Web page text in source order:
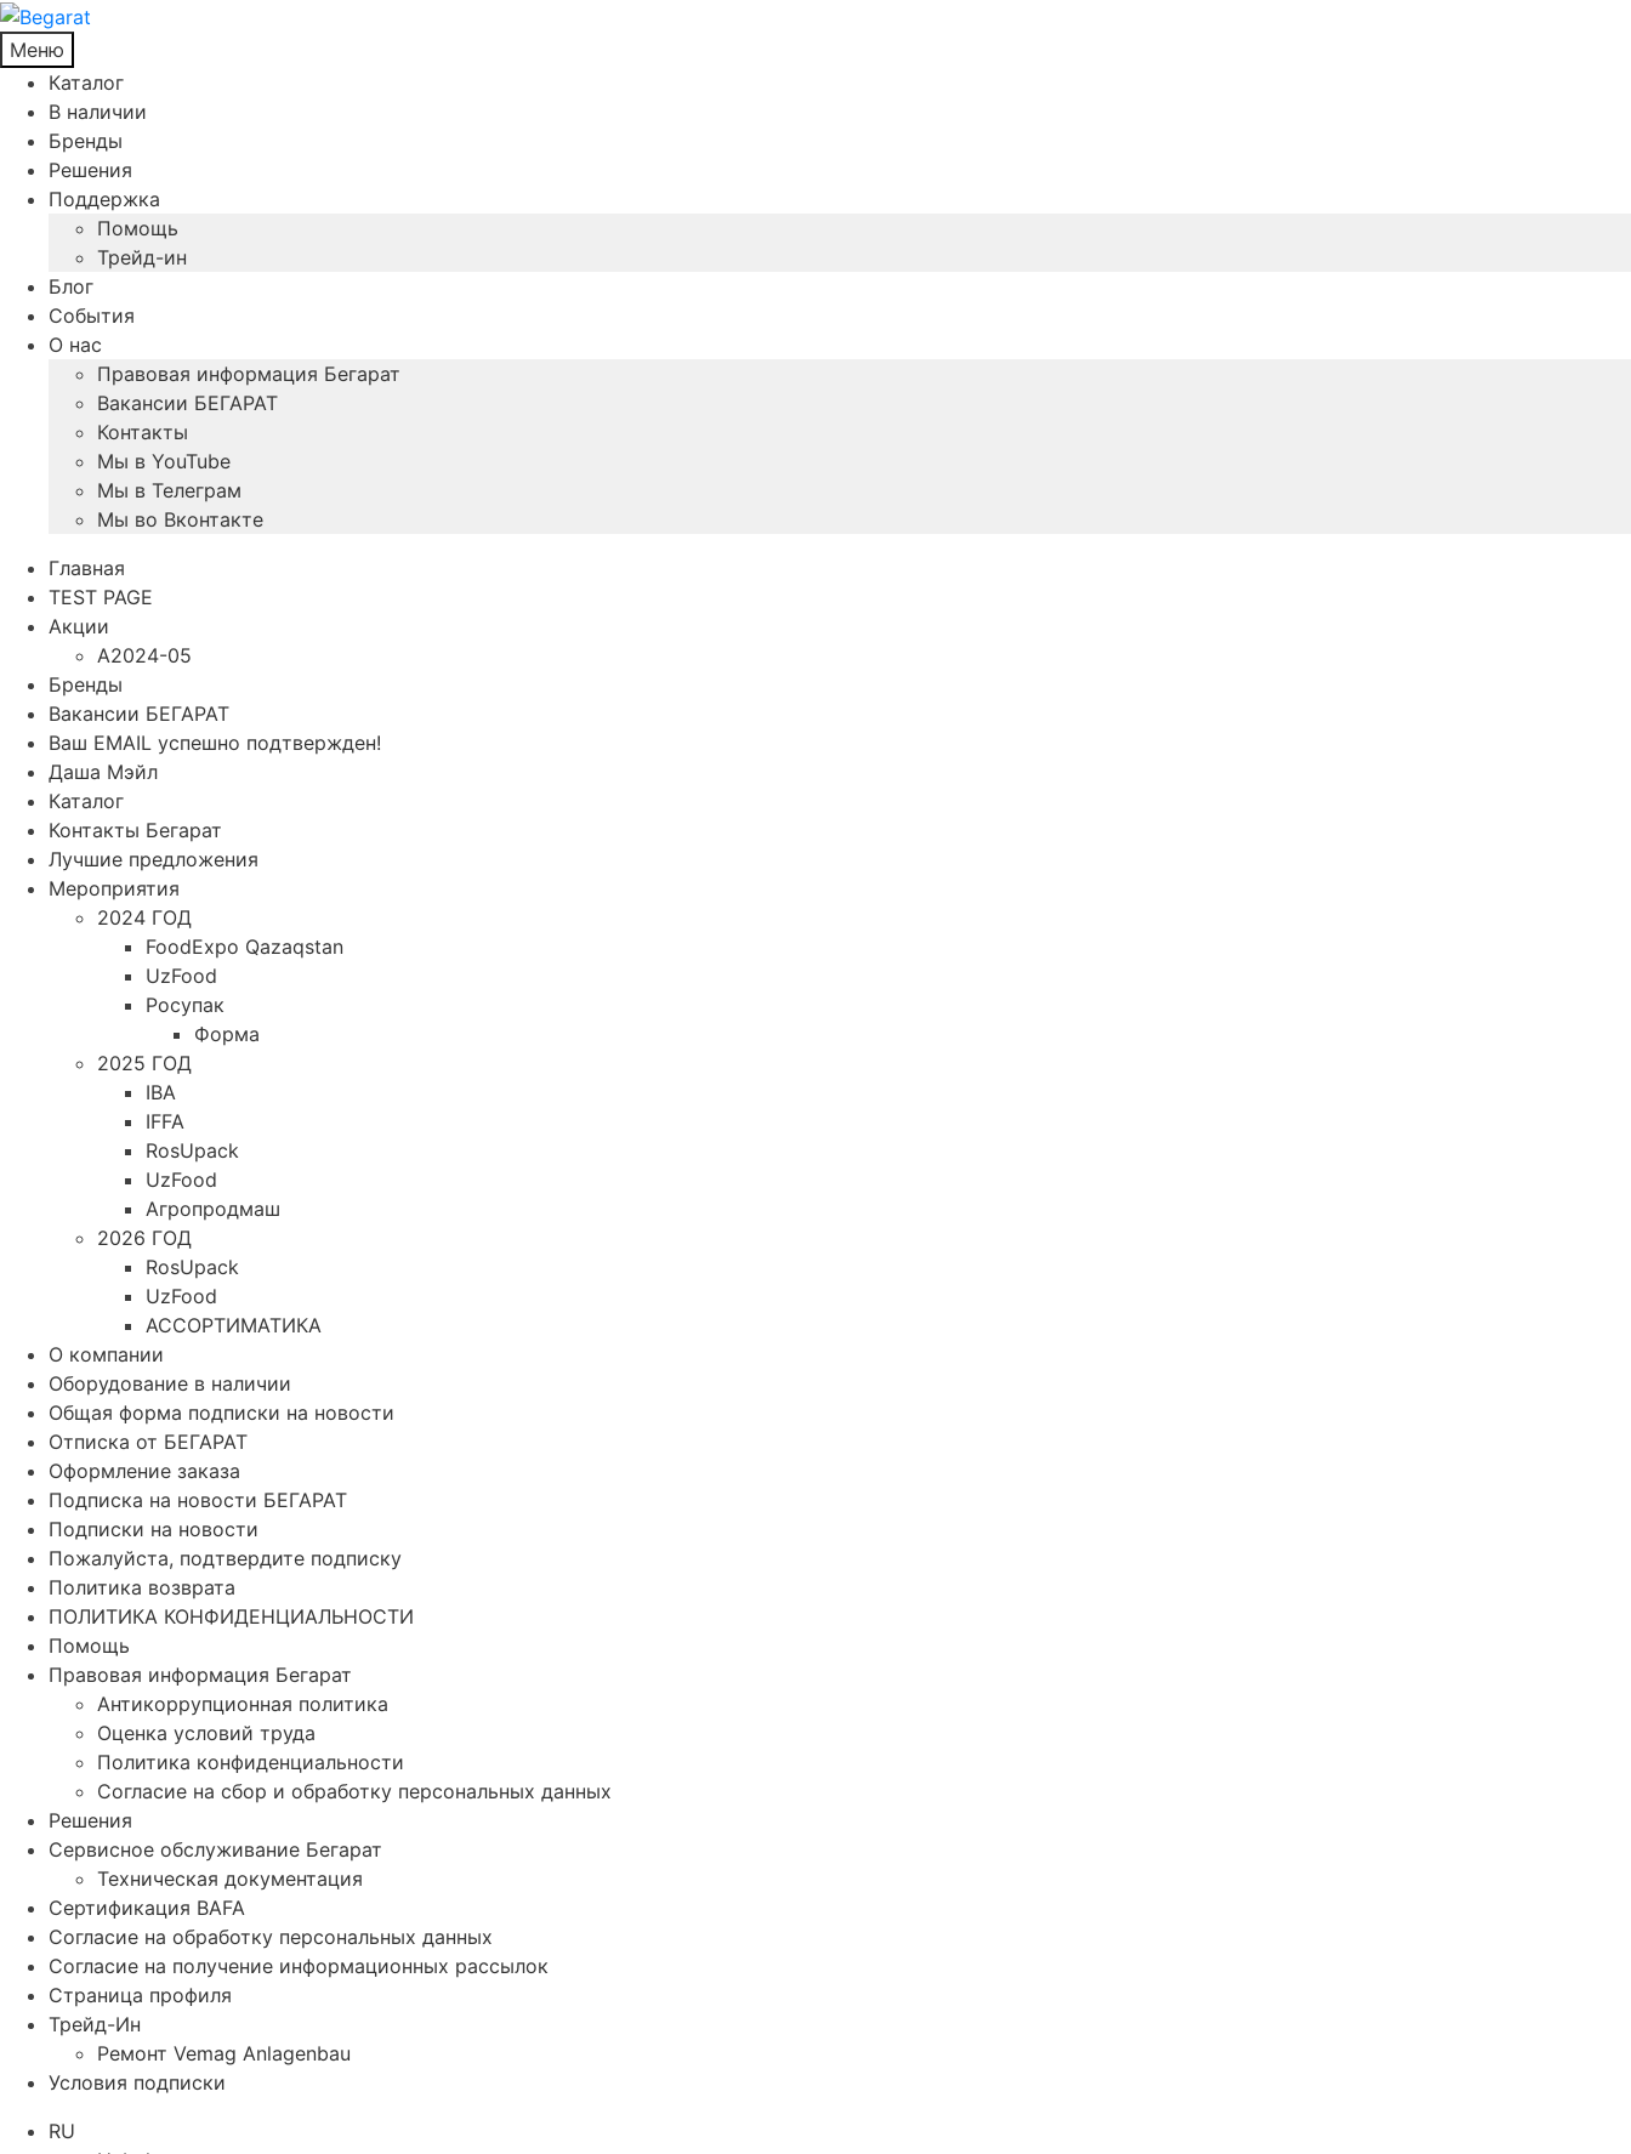
Меню
Каталог
В наличии
Бренды
Решения
Поддержка
Помощь
Трейд-ин
Блог
События
О нас
Правовая информация Бегарат
Вакансии БЕГАРАТ
Контакты
Мы в YouTube
Мы в Телеграм
Мы во Вконтакте
Главная
TEST PAGE
Акции
A2024-05
Бренды
Вакансии БЕГАРАТ
Ваш EMAIL успешно подтвержден!
Даша Мэйл
Каталог
Контакты Бегарат
Лучшие предложения
Мероприятия
2024 ГОД
FoodExpo Qazaqstan
UzFood
Росупак
Форма
2025 ГОД
IBA
IFFA
RosUpack
UzFood
Агропродмаш
2026 ГОД
RosUpack
UzFood
АССОРТИМАТИКА
О компании
Оборудование в наличии
Общая форма подписки на новости
Отписка от БЕГАРАТ
Оформление заказа
Подписка на новости БЕГАРАТ
Подписки на новости
Пожалуйста, подтвердите подписку
Политика возврата
ПОЛИТИКА КОНФИДЕНЦИАЛЬНОСТИ
Помощь
Правовая информация Бегарат
Антикоррупционная политика
Оценка условий труда
Политика конфиденциальности
Согласие на сбор и обработку персональных данных
Решения
Сервисное обслуживание Бегарат
Техническая документация
Сертификация BAFA
Согласие на обработку персональных данных
Согласие на получение информационных рассылок
Страница профиля
Трейд-Ин
Ремонт Vemag Anlagenbau
Условия подписки
RU